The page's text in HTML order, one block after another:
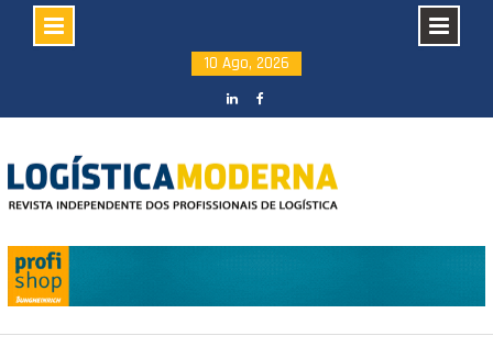
content
10 Ago, 2026